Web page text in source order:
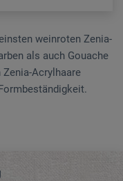
weinroten Zenia-
als auch Gouache
Acrylhaare